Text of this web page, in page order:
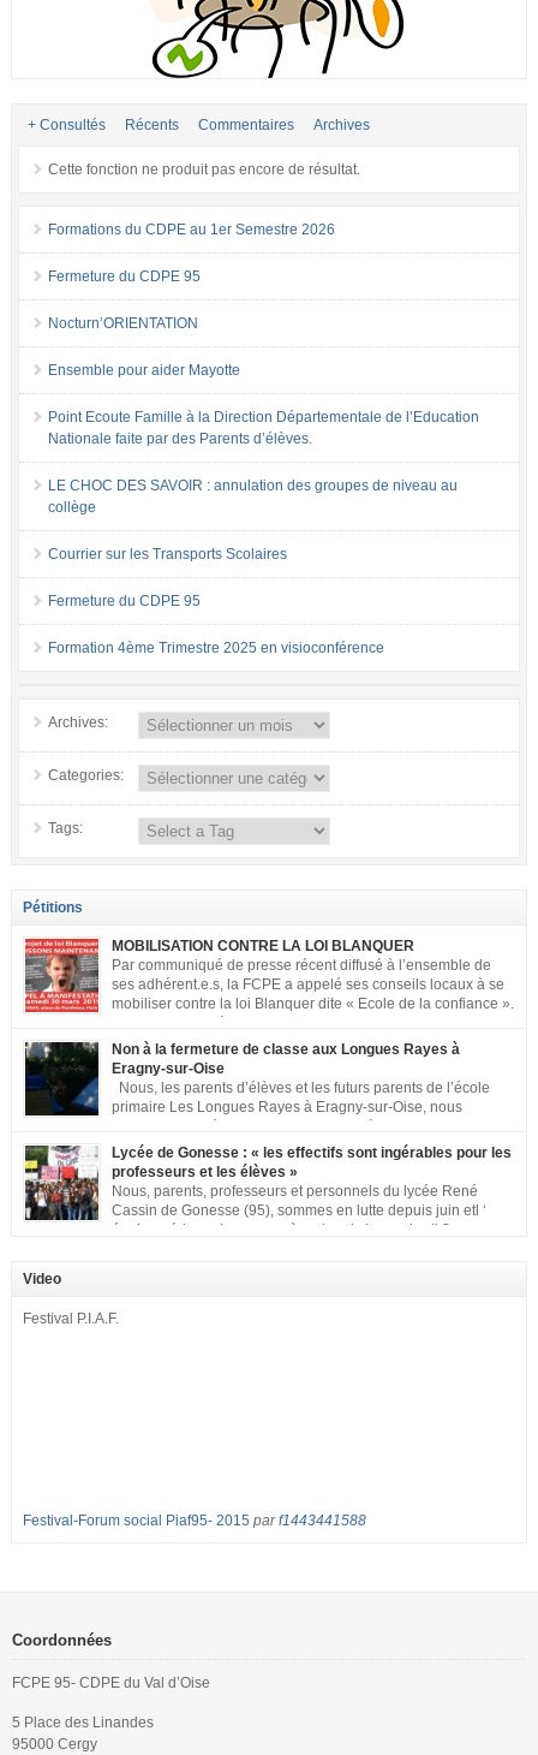
+ Consultés Récents Commentaires Archives
Cette fonction ne produit pas encore de résultat.
Formations du CDPE au 1er Semestre 2026
Fermeture du CDPE 95
Nocturn’ORIENTATION
Ensemble pour aider Mayotte
Point Ecoute Famille à la Direction Départementale de l’Education
Nationale faite par des Parents d’élèves.
LE CHOC DES SAVOIR : annulation des groupes de niveau au
collège
Courrier sur les Transports Scolaires
Fermeture du CDPE 95
Formation 4ème Trimestre 2025 en visioconférence
Archives:
Categories:
Tags:
Pétitions
MOBILISATION CONTRE LA LOI BLANQUER
Par communiqué de presse récent diffusé à l’ensemble de
ses adhérent.e.s, la FCPE a appelé ses conseils locaux à se
mobiliser contre la loi Blanquer dite « Ecole de la confiance ».
met à votre disposition ce kit de mobilisation comprenant : 1 affiche
appelant […]
Non à la fermeture de classe aux Longues Rayes à
Eragny-sur-Oise
Nous, les parents d’élèves et les futurs parents de l’école
primaire Les Longues Rayes à Eragny-sur-Oise, nous
classe aux Longues Rayes ». Non à la dégradation continue des conditions
d’accueil et d’apprentissage de nos enfants à l’école primaire. Chaque
enfant a droit à […]
Lycée de Gonesse : « les effectifs sont ingérables pour les
professeurs et les élèves »
Nous, parents, professeurs et personnels du lycée René
Cassin de Gonesse (95), sommes en lutte depuis juin etl ‘
équipe pédagogique en grève depuis le vendredi 2
nombreuses classes de première et […]
Video
Festival P.I.A.F.
Festival-Forum social Piaf95- 2015 parf1443441588
Coordonnées
FCPE 95- CDPE du Val d’Oise
5 Place des Linandes
95000 Cergy